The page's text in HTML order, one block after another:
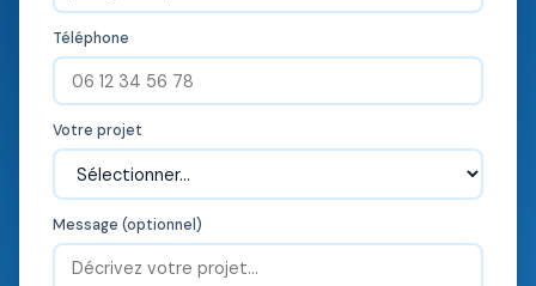
Téléphone
Votre projet
Message (optionnel)